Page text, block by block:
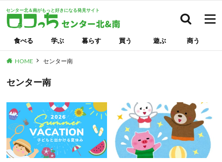
センター北＆南がもっと好きになる発見サイト
食べる 学ぶ 暮らす 買う 遊ぶ 商う
HOME センター南
センター南